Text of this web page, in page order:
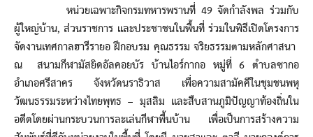
หน่วยเฉพาะกิจกรมทหารพรานที่ 49 จัดกำลังพล ร่วมกับ
ผู้ใหญ่บ้าน, ส่วนราชการ และประชาชนในพื้นที่ ร่วมในพิธีเปิดโครงการ
จัดงานเทศกาลฮารีรายอ ฝึกอบรม คุณธรรม จริยธรรมตามหลักศาสนา
ณ สนามกีฬามัสยิดอัลคอยบัร บ้านไอร์กากอ หมู่ที่ 6 ตำบลซากอ
อำเภอศรีสาคร จังหวัดนราธิวาส เพื่อความสามัคคีในชุมชนพหุ
วัฒนธรรมระหว่างไทยพุทธ – มุสลิม และสืบสานภูมิปัญญาท้องถิ่นใน
อดีตโดยผ่านกระบวนการละเล่นกีฬาพื้นบ้าน เพื่อเป็นการสร้างความ